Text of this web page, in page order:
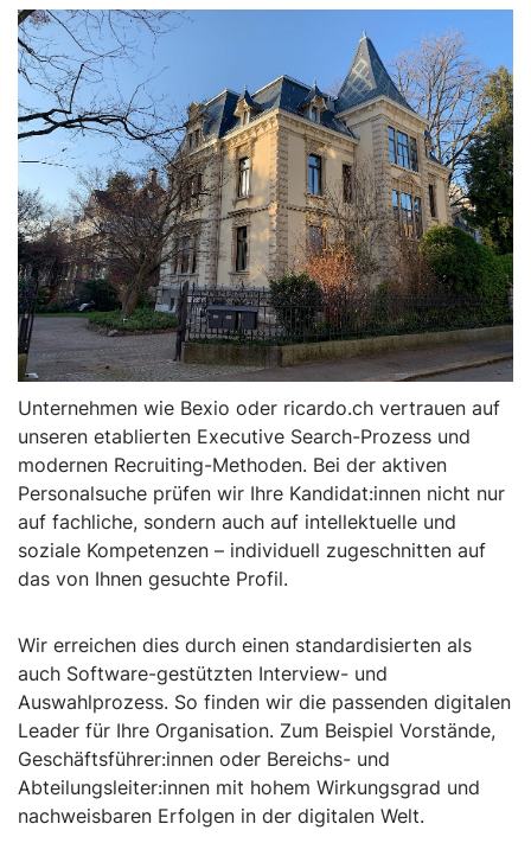
Unternehmen wie Bexio oder ricardo.ch vertrauen auf
unseren etablierten Executive Search-Prozess und
modernen Recruiting-Methoden. Bei der aktiven
Personalsuche prüfen wir Ihre Kandidat:innen nicht nur
auf fachliche, sondern auch auf intellektuelle und
soziale Kompetenzen – individuell zugeschnitten auf
das von Ihnen gesuchte Profil.
Wir erreichen dies durch einen standardisierten als
auch Software-gestützten Interview- und
Auswahlprozess. So finden wir die passenden digitalen
Leader für Ihre Organisation. Zum Beispiel Vorstände,
Geschäftsführer:innen oder Bereichs- und
Abteilungsleiter:innen mit hohem Wirkungsgrad und
nachweisbaren Erfolgen in der digitalen Welt.